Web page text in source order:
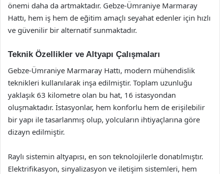
önemi daha da artmaktadır. Gebze-Ümraniye Marmaray
Hattı, hem iş hem de eğitim amaçlı seyahat edenler için hızlı
ve güvenilir bir alternatif sunmaktadır.
Teknik Özellikler ve Altyapı Çalışmaları
Gebze-Ümraniye Marmaray Hattı, modern mühendislik
teknikleri kullanılarak inşa edilmiştir. Toplam uzunluğu
yaklaşık 63 kilometre olan bu hat, 16 istasyondan
oluşmaktadır. İstasyonlar, hem konforlu hem de erişilebilir
bir yapı ile tasarlanmış olup, yolcuların ihtiyaçlarına göre
dizayn edilmiştir.
Raylı sistemin altyapısı, en son teknolojilerle donatılmıştır.
Elektrifikasyon, sinyalizasyon ve iletişim sistemleri, hem